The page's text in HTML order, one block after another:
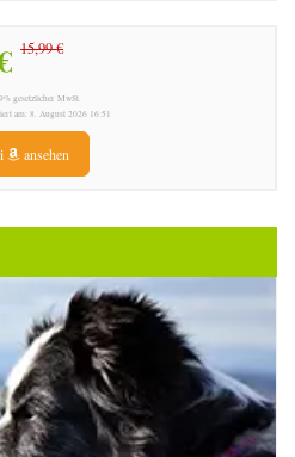
15,99 €
gesetzlicher MwSt.
am: 8. August 2026 16:51
ansehen